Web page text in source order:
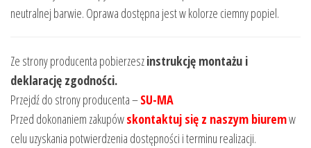
neutralnej barwie. Oprawa dostępna jest w kolorze ciemny popiel.
Ze strony producenta pobierzeszinstrukcję montażu i
deklarację zgodności.
Przejdź do strony producenta –SU-MA
Przed dokonaniem zakupówskontaktuj się z naszym biuremw
celu uzyskania potwierdzenia dostępności i terminu realizacji.